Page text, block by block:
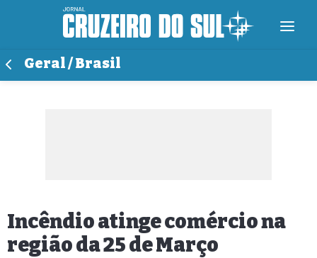
Geral / Brasil
Incêndio atinge comércio na
região da 25 de Março